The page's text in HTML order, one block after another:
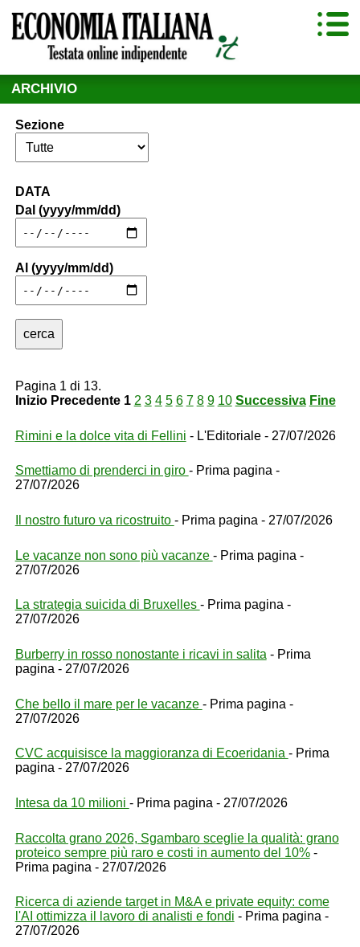
ARCHIVIO
Sezione
DATA
Dal (yyyy/mm/dd)
Al (yyyy/mm/dd)
Pagina 1 di 13.
Inizio Precedente 1 2 3 4 5 6 7 8 9 10 Successiva Fine
Rimini e la dolce vita di Fellini - L'Editoriale - 27/07/2026
Smettiamo di prenderci in giro - Prima pagina -
27/07/2026
Il nostro futuro va ricostruito - Prima pagina - 27/07/2026
Le vacanze non sono più vacanze - Prima pagina -
27/07/2026
La strategia suicida di Bruxelles - Prima pagina -
27/07/2026
Burberry in rosso nonostante i ricavi in salita - Prima
pagina - 27/07/2026
Che bello il mare per le vacanze - Prima pagina -
27/07/2026
CVC acquisisce la maggioranza di Ecoeridania - Prima
pagina - 27/07/2026
Intesa da 10 milioni - Prima pagina - 27/07/2026
Raccolta grano 2026, Sgambaro sceglie la qualità: grano
proteico sempre più raro e costi in aumento del 10%-
Prima pagina - 27/07/2026
Ricerca di aziende target in M&A e private equity: come
l'AI ottimizza il lavoro di analisti e fondi - Prima pagina -
27/07/2026